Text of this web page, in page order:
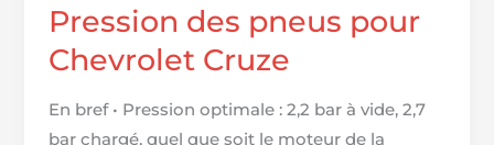
R38
performance
et
durabilité
Pression des pneus pour
Chevrolet Cruze
En bref • Pression optimale : 2,2 bar à vide, 2,7
bar chargé, quel que soit le moteur de la